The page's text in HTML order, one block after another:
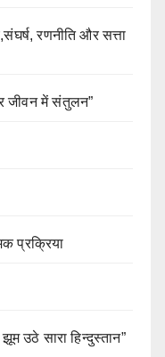
रणनीति और सत्ता
जीवन में संतुलन”
प्रक्रिया
उठे सारा हिन्दुस्तान”